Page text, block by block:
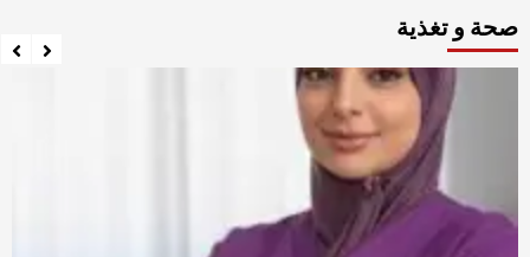
صحة و تغذية